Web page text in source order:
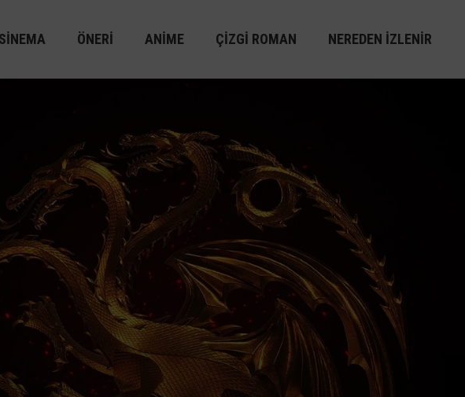
SINEMA ÖNERI ANIME ÇIZGI ROMAN NEREDEN İZLENIR